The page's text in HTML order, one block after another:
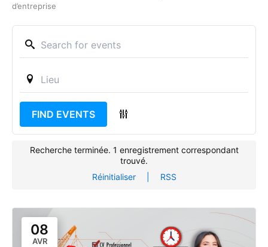
d’entreprise
FIND EVENTS
Recherche terminée. 1 enregistrement correspondant
trouvé.
Réinitialiser
RSS
08
AVR